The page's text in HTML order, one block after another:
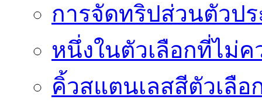
การจัดทริปส่วนตัวป
หนึ่งในตัวเลือกที่ไม่ค
คิ้วสแตนเลสสีตัวเลื